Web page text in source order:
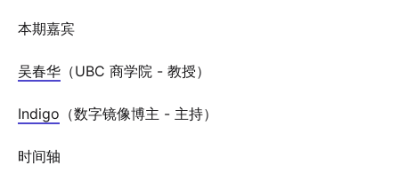
本期嘉宾
吴春华 （UBC 商学院 - 教授）
Indigo （数字镜像博主 - 主持）
时间轴